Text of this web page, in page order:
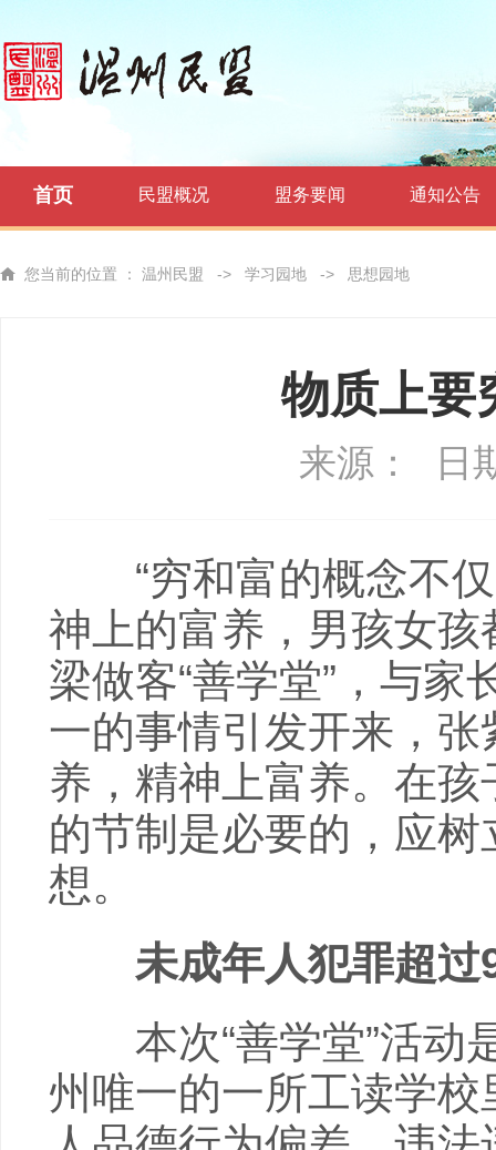
首页 民盟概况 盟务要闻 通知公告
您当前的位置 ： 温州民盟 -> 学习园地 -> 思想园地
物质上要
来源： 日
“穷和富的概念不
神上的富养，男孩女
梁做客“善学堂”，与家
一的事情引发开来，
养，精神上富养。在
的节制是必要的，应树
想。
未成年人犯罪超过
本次“善学堂”活动
州唯一的一所工读学